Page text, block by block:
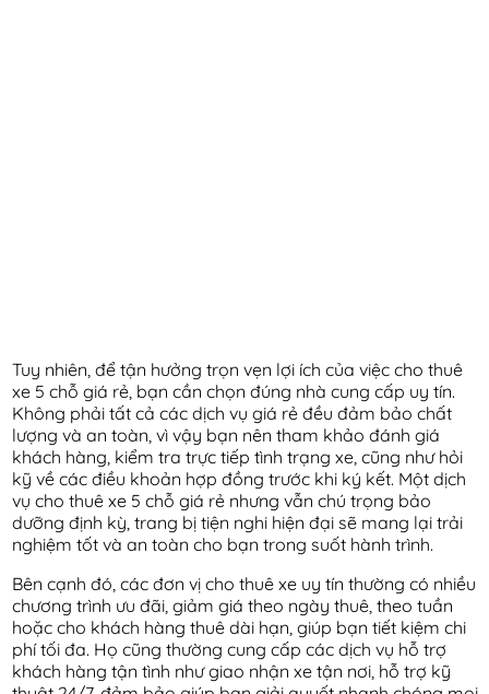
Tuy nhiên, để tận hưởng trọn vẹn lợi ích của việc cho thuê
xe 5 chỗ giá rẻ, bạn cần chọn đúng nhà cung cấp uy tín.
Không phải tất cả các dịch vụ giá rẻ đều đảm bảo chất
lượng và an toàn, vì vậy bạn nên tham khảo đánh giá
khách hàng, kiểm tra trực tiếp tình trạng xe, cũng như hỏi
kỹ về các điều khoản hợp đồng trước khi ký kết. Một dịch
vụ cho thuê xe 5 chỗ giá rẻ nhưng vẫn chú trọng bảo
dưỡng định kỳ, trang bị tiện nghi hiện đại sẽ mang lại trải
nghiệm tốt và an toàn cho bạn trong suốt hành trình.
Bên cạnh đó, các đơn vị cho thuê xe uy tín thường có nhiều
chương trình ưu đãi, giảm giá theo ngày thuê, theo tuần
hoặc cho khách hàng thuê dài hạn, giúp bạn tiết kiệm chi
phí tối đa. Họ cũng thường cung cấp các dịch vụ hỗ trợ
khách hàng tận tình như giao nhận xe tận nơi, hỗ trợ kỹ